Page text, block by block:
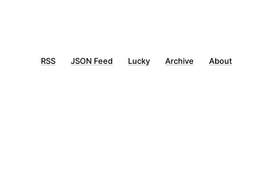
RSS JSON Feed Lucky Archive About